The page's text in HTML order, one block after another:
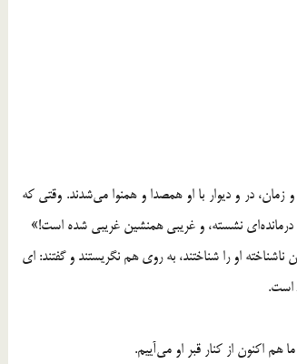
در و ديوار با او همصدا و همنوا مي‌شدند. وقتي كه
نشسته، و غريبي همنشين غريبي شده است!»
او را شناختند، به روي هم نگريستند و گفتند: اي
است.
اكنون از كنار قبر او مي‌آييم.